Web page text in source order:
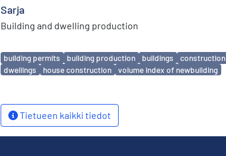
Sarja
Building and dwelling production
Avainsanat
building permits building production buildings construction
dwellings
house construction volume index of newbuilding
Tietueen kaikki tiedot